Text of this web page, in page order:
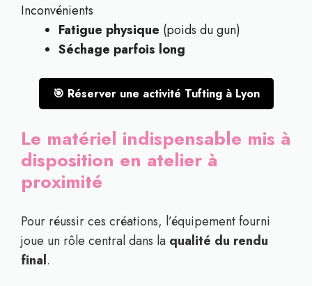
Inconvénients
Fatigue physique (poids du gun)
Séchage parfois long
🎯 Réserver une activité Tufting à Lyon
Le matériel indispensable mis à
disposition en atelier à
proximité
Pour réussir ces créations, l’équipement fourni
joue un rôle central dans la qualité du rendu
final.